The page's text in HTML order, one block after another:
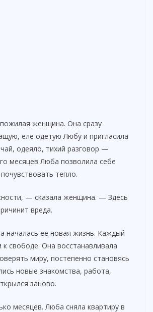
женщина. Она сразу
еле одетую Любу и пригласила
одеяло, тихий разговор —
месяцев Люба позволила себе
тепло.
— сказала женщина. — Здесь
вреда.
началась её новая жизнь. Каждый
свободе. Она восстанавливала
миру, постепенно становясь
новые знакомства, работа,
заново.
месяцев. Люба сняла квартиру в